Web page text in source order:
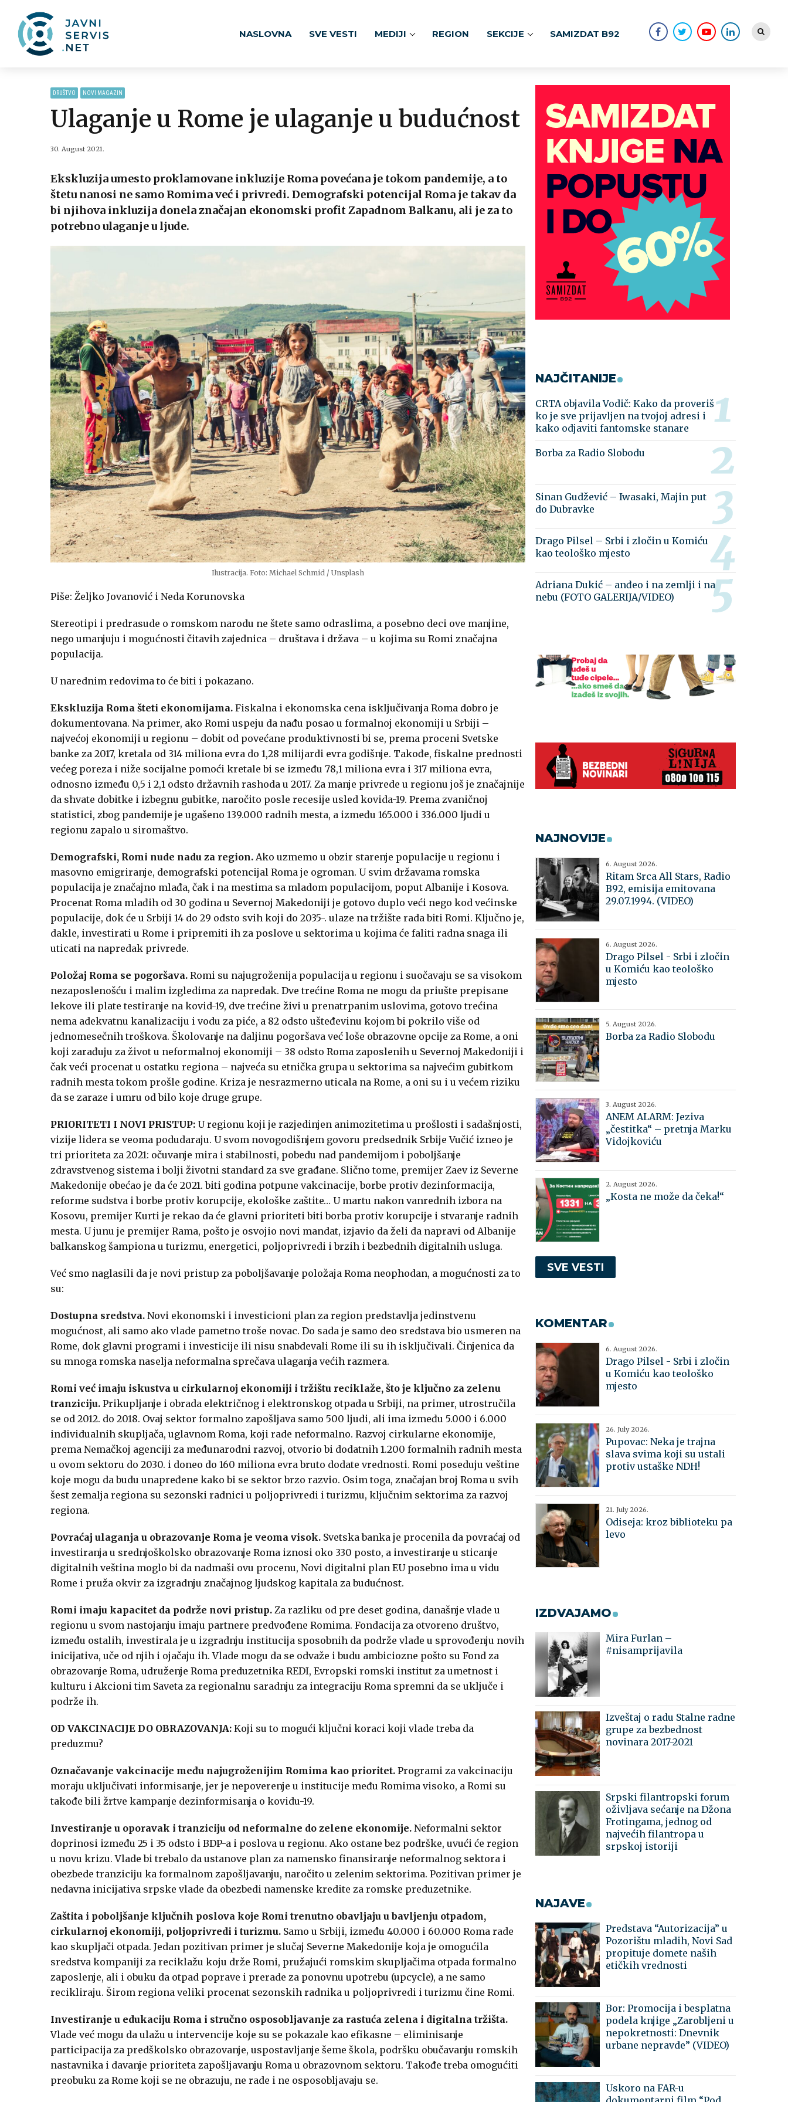
NASLOVNA SVE VESTI MEDIJI REGION SEKCIJE SAMIZDAT B92
DRUŠTVO NOVI MAGAZIN
Ulaganje u Rome je ulaganje u budućnost
30. August 2021.
Ekskluzija umesto proklamovane inkluzije Roma povećana je tokom pandemije, a to
štetu nanosi ne samo Romima već i privredi. Demografski potencijal Roma je takav da
bi njihova inkluzija donela značajan ekonomski profit Zapadnom Balkanu, ali je za to
potrebno ulaganje u ljude.
Ilustracija. Foto: Michael Schmid / Unsplash
Piše: Željko Jovanović i Neda Korunovska
Stereotipi i predrasude o romskom narodu ne štete samo odraslima, a posebno deci ove manjine,
nego umanjuju i mogućnosti čitavih zajednica – društava i država – u kojima su Romi značajna
populacija.
U narednim redovima to će biti i pokazano.
Ekskluzija Roma šteti ekonomijama. Fiskalna i ekonomska cena isključivanja Roma dobro je
dokumentovana. Na primer, ako Romi uspeju da nađu posao u formalnoj ekonomiji u Srbiji –
najvećoj ekonomiji u regionu – dobit od povećane produktivnosti bi se, prema proceni Svetske
banke za 2017, kretala od 314 miliona evra do 1,28 milijardi evra godišnje. Takođe, fiskalne prednosti
većeg poreza i niže socijalne pomoći kretale bi se između 78,1 miliona evra i 317 miliona evra,
odnosno između 0,5 i 2,1 odsto državnih rashoda u 2017. Za manje privrede u regionu još je značajnije
da shvate dobitke i izbegnu gubitke, naročito posle recesije usled kovida-19. Prema zvaničnoj
statistici, zbog pandemije je ugašeno 139.000 radnih mesta, a između 165.000 i 336.000 ljudi u
regionu zapalo u siromaštvo.
Demografski, Romi nude nadu za region. Ako uzmemo u obzir starenje populacije u regionu i
masovno emigriranje, demografski potencijal Roma je ogroman. U svim državama romska
populacija je značajno mlađa, čak i na mestima sa mladom populacijom, poput Albanije i Kosova.
Procenat Roma mlađih od 30 godina u Severnoj Makedoniji je gotovo duplo veći nego kod većinske
populacije, dok će u Srbiji 14 do 29 odsto svih koji do 2035-. ulaze na tržište rada biti Romi. Ključno je,
dakle, investirati u Rome i pripremiti ih za poslove u sektorima u kojima će faliti radna snaga ili
uticati na napredak privrede.
Položaj Roma se pogoršava. Romi su najugroženija populacija u regionu i suočavaju se sa visokom
nezaposlenošću i malim izgledima za napredak. Dve trećine Roma ne mogu da priušte prepisane
lekove ili plate testiranje na kovid-19, dve trećine živi u prenatrpanim uslovima, gotovo trećina
nema adekvatnu kanalizaciju i vodu za piće, a 82 odsto ušteđevinu kojom bi pokrilo više od
jednomesečnih troškova. Školovanje na daljinu pogoršava već loše obrazovne opcije za Rome, a oni
koji zarađuju za život u neformalnoj ekonomiji – 38 odsto Roma zaposlenih u Severnoj Makedoniji i
čak veći procenat u ostatku regiona – najveća su etnička grupa u sektorima sa najvećim gubitkom
radnih mesta tokom prošle godine. Kriza je nesrazmerno uticala na Rome, a oni su i u većem riziku
da se zaraze i umru od bilo koje druge grupe.
PRIORITETI I NOVI PRISTUP: U regionu koji je razjedinjen animozitetima u prošlosti i sadašnjosti,
vizije lidera se veoma podudaraju. U svom novogodišnjem govoru predsednik Srbije Vučić izneo je
tri prioriteta za 2021: očuvanje mira i stabilnosti, pobedu nad pandemijom i poboljšanje
zdravstvenog sistema i bolji životni standard za sve građane. Slično tome, premijer Zaev iz Severne
Makedonije obećao je da će 2021. biti godina potpune vakcinacije, borbe protiv dezinformacija,
reforme sudstva i borbe protiv korupcije, ekološke zaštite… U martu nakon vanrednih izbora na
Kosovu, premijer Kurti je rekao da će glavni prioriteti biti borba protiv korupcije i stvaranje radnih
mesta. U junu je premijer Rama, pošto je osvojio novi mandat, izjavio da želi da napravi od Albanije
balkanskog šampiona u turizmu, energetici, poljoprivredi i brzih i bezbednih digitalnih usluga.
Već smo naglasili da je novi pristup za poboljšavanje položaja Roma neophodan, a mogućnosti za to
su:
Dostupna sredstva. Novi ekonomski i investicioni plan za region predstavlja jedinstvenu
mogućnost, ali samo ako vlade pametno troše novac. Do sada je samo deo sredstava bio usmeren na
Rome, dok glavni programi i investicije ili nisu snabdevali Rome ili su ih isključivali. Činjenica da
su mnoga romska naselja neformalna sprečava ulaganja većih razmera.
Romi već imaju iskustva u cirkularnoj ekonomiji i tržištu reciklaže, što je ključno za zelenu
tranziciju. Prikupljanje i obrada električnog i elektronskog otpada u Srbiji, na primer, utrostručila
se od 2012. do 2018. Ovaj sektor formalno zapošljava samo 500 ljudi, ali ima između 5.000 i 6.000
individualnih skupljača, uglavnom Roma, koji rade neformalno. Razvoj cirkularne ekonomije,
prema Nemačkoj agenciji za međunarodni razvoj, otvorio bi dodatnih 1.200 formalnih radnih mesta
u ovom sektoru do 2030. i doneo do 160 miliona evra bruto dodate vrednosti. Romi poseduju veštine
koje mogu da budu unapređene kako bi se sektor brzo razvio. Osim toga, značajan broj Roma u svih
šest zemalja regiona su sezonski radnici u poljoprivredi i turizmu, ključnim sektorima za razvoj
regiona.
Povraćaj ulaganja u obrazovanje Roma je veoma visok. Svetska banka je procenila da povraćaj od
investiranja u srednjoškolsko obrazovanje Roma iznosi oko 330 posto, a investiranje u sticanje
digitalnih veština moglo bi da nadmaši ovu procenu, Novi digitalni plan EU posebno ima u vidu
Rome i pruža okvir za izgradnju značajnog ljudskog kapitala za budućnost.
Romi imaju kapacitet da podrže novi pristup. Za razliku od pre deset godina, današnje vlade u
regionu u svom nastojanju imaju partnere predvođene Romima. Fondacija za otvoreno društvo,
između ostalih, investirala je u izgradnju institucija sposobnih da podrže vlade u sprovođenju novih
inicijativa, uče od njih i ojačaju ih. Vlade mogu da se odvaže i budu ambiciozne pošto su Fond za
obrazovanje Roma, udruženje Roma preduzetnika REDI, Evropski romski institut za umetnost i
kulturu i Akcioni tim Saveta za regionalnu saradnju za integraciju Roma spremni da se uključe i
podrže ih.
OD VAKCINACIJE DO OBRAZOVANJA: Koji su to mogući ključni koraci koji vlade treba da
preduzmu?
Označavanje vakcinacije među najugroženijim Romima kao prioritet. Programi za vakcinaciju
moraju uključivati informisanje, jer je nepoverenje u institucije među Romima visoko, a Romi su
takođe bili žrtve kampanje dezinformisanja o kovidu-19.
Investiranje u oporavak i tranziciju od neformalne do zelene ekonomije. Neformalni sektor
doprinosi između 25 i 35 odsto i BDP-a i poslova u regionu. Ako ostane bez podrške, uvući će region
u novu krizu. Vlade bi trebalo da ustanove plan za namensko finansiranje neformalnog sektora i
obezbede tranziciju ka formalnom zapošljavanju, naročito u zelenim sektorima. Pozitivan primer je
nedavna inicijativa srpske vlade da obezbedi namenske kredite za romske preduzetnike.
Zaštita i poboljšanje ključnih poslova koje Romi trenutno obavljaju u bavljenju otpadom,
cirkularnoj ekonomiji, poljoprivredi i turizmu. Samo u Srbiji, između 40.000 i 60.000 Roma rade
kao skupljači otpada. Jedan pozitivan primer je slučaj Severne Makedonije koja je omogućila
sredstva kompaniji za reciklažu koju drže Romi, pružajući romskim skupljačima otpada formalno
zaposlenje, ali i obuku da otpad poprave i prerade za ponovnu upotrebu (upcycle), a ne samo
recikliraju. Širom regiona veliki procenat sezonskih radnika u poljoprivredi i turizmu čine Romi.
Investiranje u edukaciju Roma i stručno osposobljavanje za rastuća zelena i digitalna tržišta.
Vlade već mogu da ulažu u intervencije koje su se pokazale kao efikasne – eliminisanje
participacija za predškolsko obrazovanje, uspostavljanje šeme škola, podršku obučavanju romskih
nastavnika i davanje prioriteta zapošljavanju Roma u obrazovnom sektoru. Takođe treba omogućiti
preobuku za Rome koji se ne obrazuju, ne rade i ne osposobljavaju se.
NAJČITANIJE
CRTA objavila Vodič: Kako da proveriš
ko je sve prijavljen na tvojoj adresi i
kako odjaviti fantomske stanare
Borba za Radio Slobodu
Sinan Gudžević – Iwasaki, Majin put
do Dubravke
Drago Pilsel – Srbi i zločin u Komiću
kao teološko mjesto
Adriana Dukić – anđeo i na zemlji i na
nebu (FOTO GALERIJA/VIDEO)
NAJNOVIJE
6. August 2026.
Ritam Srca All Stars, Radio
B92, emisija emitovana
29.07.1994. (VIDEO)
6. August 2026.
Drago Pilsel - Srbi i zločin
u Komiću kao teološko
mjesto
5. August 2026.
Borba za Radio Slobodu
3. August 2026.
ANEM ALARM: Jeziva
„čestitka“ – pretnja Marku
Vidojkoviću
2. August 2026.
„Kosta ne može da čeka!“
SVE VESTI
KOMENTAR
6. August 2026.
Drago Pilsel - Srbi i zločin
u Komiću kao teološko
mjesto
26. July 2026.
Pupovac: Neka je trajna
slava svima koji su ustali
protiv ustaške NDH!
21. July 2026.
Odiseja: kroz biblioteku pa
levo
IZDVAJAMO
Mira Furlan –
#nisamprijavila
Izveštaj o radu Stalne radne
grupe za bezbednost
novinara 2017-2021
Srpski filantropski forum
oživljava sećanje na Džona
Frotingama, jednog od
najvećih filantropa u
srpskoj istoriji
NAJAVE
Predstava “Autorizacija” u
Pozorištu mladih, Novi Sad
propituje domete naših
etičkih vrednosti
Bor: Promocija i besplatna
podela knjige „Zarobljeni u
nepokretnosti: Dnevnik
urbane nepravde” (VIDEO)
Uskoro na FAR-u